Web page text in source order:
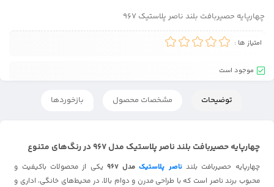
چهارپایه حصیربافت بلند ناصر پلاستیک 967
امتیاز ها :
موجود است
توضیحات مشخصات محصول بازخوردها
چهارپایه حصیربافت بلند ناصر پلاستیک مدل 967 در رنگ‌های متنوع
چهارپایه حصیربافت بلندناصر پلاستیکمدل 967
یکی از محصولات باکیفیت و
محبوب برند ناصر است که با طراحی مدرن و دوام بالا، در محیط‌های خانگی، اداری و